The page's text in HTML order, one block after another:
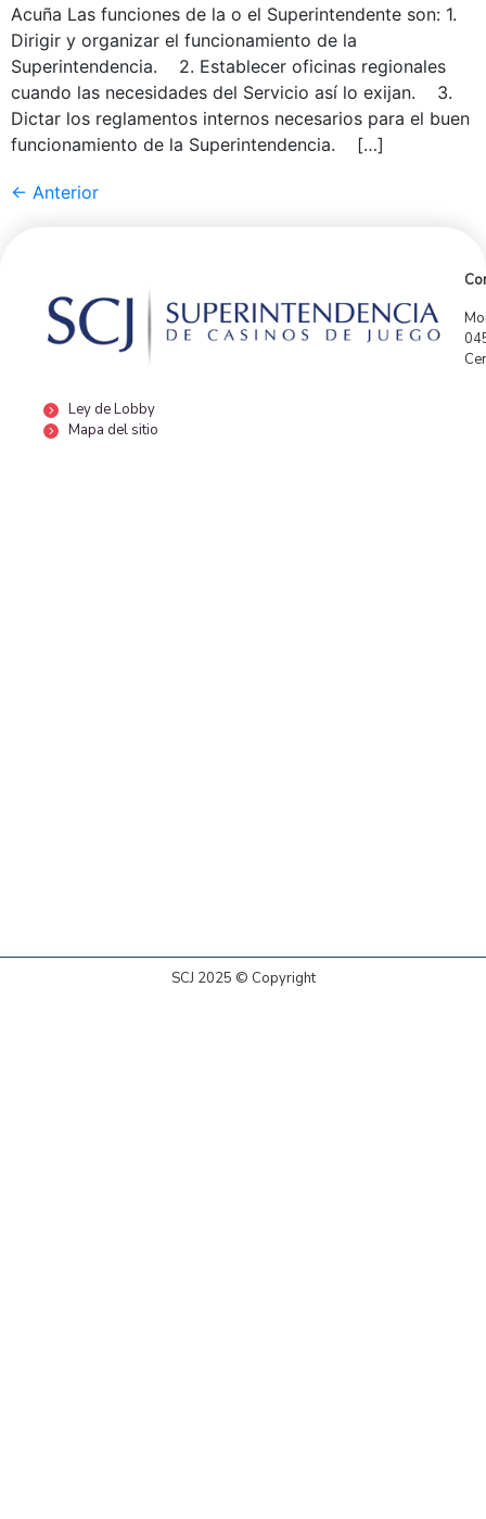
Acuña Las funciones de la o el Superintendente son: 1.
Dirigir y organizar el funcionamiento de la
Superintendencia. 2. Establecer oficinas regionales
cuando las necesidades del Servicio así lo exijan. 3.
Dictar los reglamentos internos necesarios para el buen
funcionamiento de la Superintendencia. […]
← Anterior
Ley de Lobby
Mapa del sitio
SCJ 2025 © Copyright